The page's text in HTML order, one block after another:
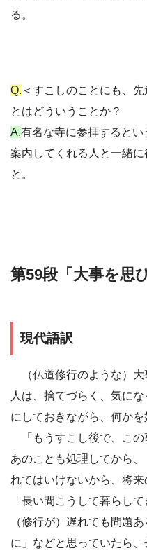
る。
Q. ＜すこしのことにも、
とはどういうことか？
A.有名な寺に参拝するとい
案内してくれる人と一緒
と。
第59段「大事を思
現代語訳
（仏道修行のような）大
人は、捨てづらく、気に
にしておきながら、何かを
「もうすこし後で、この
あのことも処理してから
れてはいけないから、将
「長い間こうして暮らし
（修行が）遅れても問題
に」などと思っていたら